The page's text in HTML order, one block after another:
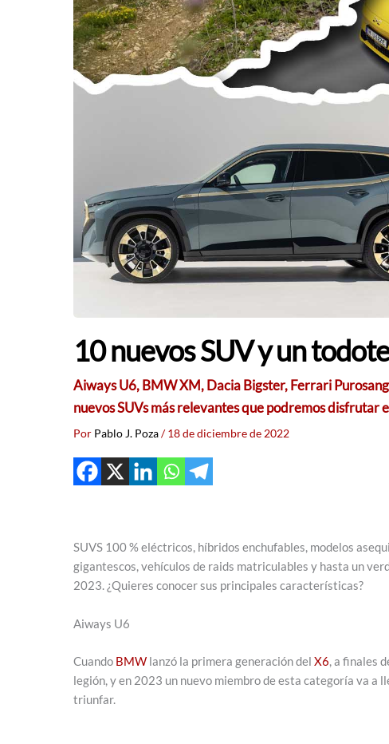
10 nuevos SUV y un
Aiways U6, BMW XM, Dacia Bigster, Ferrari
nuevos SUVs más relevantes que podremos
Por Pablo J. Poza/18 de diciembre de 2022
SUVS 100 % eléctricos, híbridos enchufables, modelos
gigantescos, vehículos de raids matriculables y hasta un
2023. ¿Quieres conocer sus principales características?
Aiways U6
Cuando BMW lanzó la primera generación del X6 , a finales
legión, y en 2023 un nuevo miembro de esta categoría va a
triunfar.